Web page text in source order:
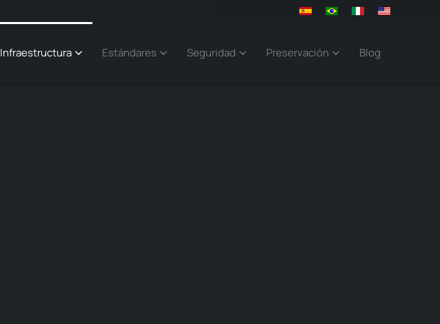
Infraestructura Estándares Seguridad Preservación Blog